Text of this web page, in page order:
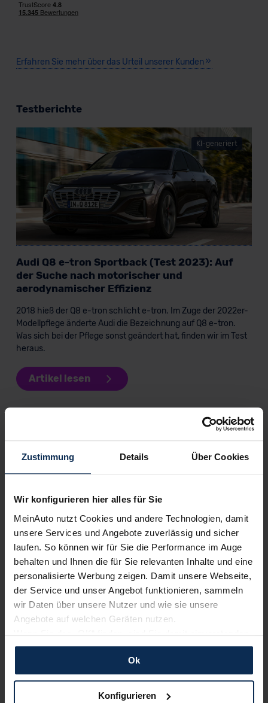
Zustimmung Details Über Cookies
Wir konfigurieren hier alles für Sie
MeinAuto nutzt Cookies und andere Technologien, damit
unsere Services und Angebote zuverlässig und sicher
laufen. So können wir für Sie die Performance im Auge
behalten und Ihnen die für Sie relevanten Inhalte und eine
personalisierte Werbung zeigen. Damit unsere Webseite,
der Service und unser Angebot funktionieren, sammeln
wir Daten über unsere Nutzer und wie sie unsere
Angebote auf welchen Geräten nutzen.
Wenn Sie das „OK“ finden, sind Sie damit einverstanden
und erlauben uns Cookies für unseren Service zu
verwenden und diese Daten an Dritte weiterzugeben,
etwa an unsere Marketingpartner. Falls Sie dem nicht
zustimmen möchten, beschränken wir uns auf die
Ok
Konfigurieren
Erfahren Sie mehr über das Urteil unserer Kunden
Testberichte
KI-generiert
Audi Q8 e-tron Sportback (Test 2023): Auf
der Suche nach motorischer und
aerodynamischer Effizienz
2018 hieß der Q8 e-tron schlicht e-tron. Im Zuge der 2022er-
Modellpflege änderte Audi die Bezeichnung auf Q8 e-tron.
Was sich bei der Pflege sonst geändert hat, finden wir im Test
heraus.
Artikel lesen
KI-generiert
Audi Q8 e-tron (Test 2023): Modellpflege voller
Überraschungen
Weitere Artikel im Automagazin
Nachrichten